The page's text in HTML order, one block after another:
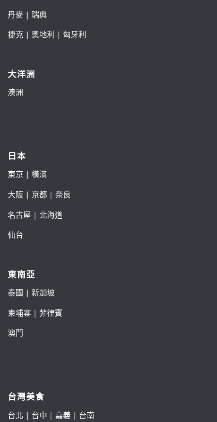
丹麥| 瑞典
捷克| 奧地利 | 匈牙利
大洋洲
澳洲
日本
東京 | 橫濱
大阪 | 京都| 奈良
名古屋 | 北海道
仙台
東南亞
泰國 | 新加坡
柬埔寨 | 菲律賓
澳門
台灣美食
台北 | 台中 | 嘉義| 台南